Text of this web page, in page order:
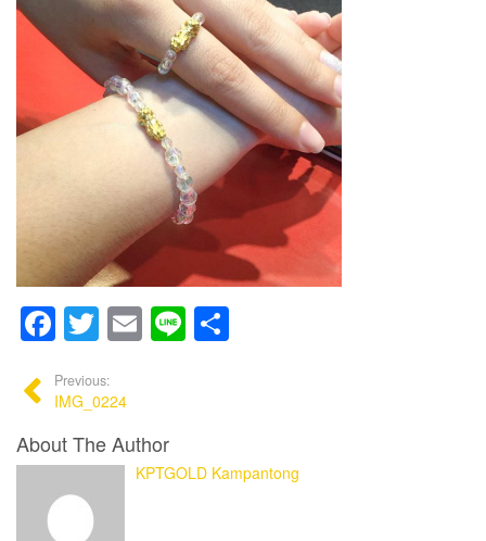
Facebook
Twitter
Email
Line
Previous:
IMG_0224
About The Author
KPTGOLD Kampantong